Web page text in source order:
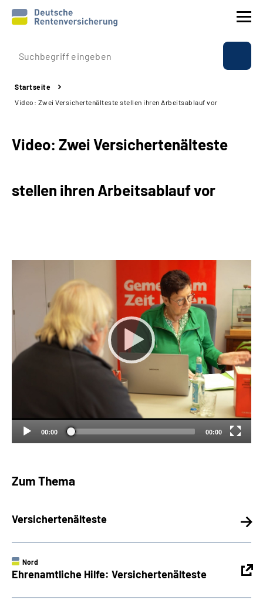
Prävention
Reha
Experten
Online-Services
Language
Inhalte in Gebärdensprache (DGS)
Mein Kundenportal
Startseite
Video: Zwei Versichertenälteste stellen ihren Arbeitsablauf vor
Video: Zwei Versichertenälteste
stellen ihren Arbeitsablauf vor
00:00 00:00
Zum Thema
Versichertenälteste
Nord
Ehrenamtliche Hilfe: Versichertenälteste